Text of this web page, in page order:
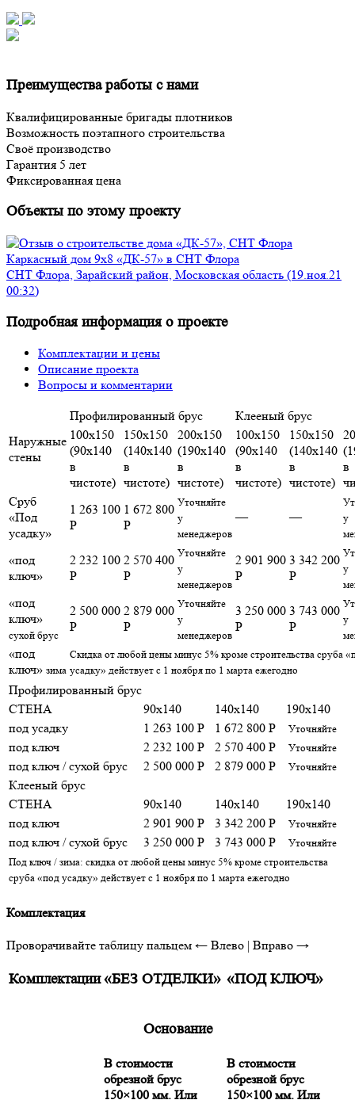
Преимущества работы с нами
Квалифицированные бригады плотников
Возможность поэтапного строительства
Своё производство
Гарантия 5 лет
Фиксированная цена
Объекты по этому проекту
Каркасный дом 9х8 «ДК-57» в СНТ Флора
СНТ Флора, Зарайский район, Московская область (19.ноя.21
00:32)
Подробная информация о проекте
Комплектации и цены
Описание проекта
Вопросы и комментарии
Наружные
стены
Профилированный брус
Клееный брус
100х150
(90х140
в
чистоте)
150х150
(140х140
в
чистоте)
200х150
(190х140
в
чистоте)
100х150
(90х140
в
чистоте)
150х150
(140х140
в
чистоте)
в
Сруб
«Под
усадку»
1 263 100
Р
1 672 800
Р
Уточняйте
у
менеджеров
— —
у
«под
ключ»
2 232 100
Р
2 570 400
Р
Уточняйте
у
менеджеров
2 901 900
Р
3 342 200
Р
у
«под
ключ»
сухой брус
2 500 000
Р
2 879 000
Р
Уточняйте
у
менеджеров
3 250 000
Р
3 743 000
Р
у
«под
ключ» зима
Скидка от любой цены минус 5% кроме строительства сруба
усадку» действует с 1 ноября по 1 марта ежегодно
Профилированный брус
СТЕНА
90x140 140x140
190x140
под усадку
1 263 100 Р 1 672 800 Р Уточняйте
под ключ 2 232 100 Р 2 570 400 Р Уточняйте
под ключ / сухой брус 2 500 000 Р 2 879 000 Р Уточняйте
Клееный брус
СТЕНА
90x140 140x140
190x140
под ключ
2 901 900 Р 3 342 200 Р Уточняйте
под ключ / сухой брус 3 250 000 Р 3 743 000 Р
Уточняйте
Под ключ / зима: скидка от любой цены минус 5% кроме строительства
сруба «под усадку» действует с 1 ноября по 1 марта ежегодно
Комплектация
Проворачивайте таблицу пальцем ← Влево | Вправо →
Комплектации«БЕЗ ОТДЕЛКИ» «ПОД КЛЮЧ»
Основание
В стоимости
обрезной брус
150×100 мм. Или
В стоимости
обрезной брус
150×100 мм. Или